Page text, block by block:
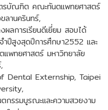
รบัณฑิต คณะทันตเเพทยศาสตร์
ลานครินทร์,
ผลการเรียนดีเยี่ยม สอบได้
จำปีสูงสุดปีการศึกษา2552 และ
พทยศาสตร์ มหาวิทยาลัย
Dental Externship, Taipei
รรมบูรณะและความสวยงาม